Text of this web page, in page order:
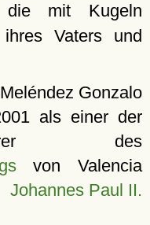
mit Kugeln
ihres Vaters und
Gonzalo
als einer der
des
von Valencia
Johannes Paul II.